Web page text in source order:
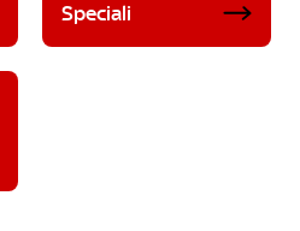
Speciali